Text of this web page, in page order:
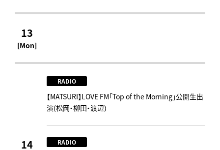
13
[Mon]
14
RADIO
【MATSURI】LOVE FM「Top of the Morning」公開生出
演(松岡・柳田・渡辺)
RADIO